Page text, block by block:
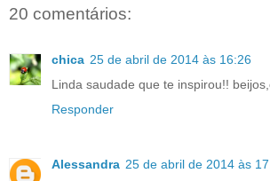
20 comentários:
chica 25 de abril de 2014 às 16:26
Linda saudade que te inspirou!!
Responder
Alessandra 25 de abril de 2014 às